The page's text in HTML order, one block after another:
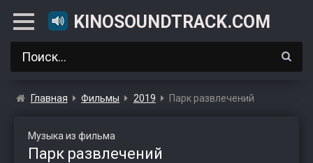
KINOSOUNDTRACK.COM
Главная Фильмы 2019 Парк развлечений
Музыка из фильма
Парк развлечений